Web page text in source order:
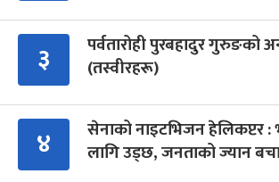
३
पर्वतारोही पुरबहादुर गुरुङको
(तस्वीरहरू)
४
सेनाको नाइटभिजन हेलिकप्टर
लागि उड्छ, जनताको ज्यान